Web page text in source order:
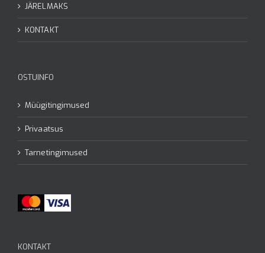
JÄRELMAKS
KONTAKT
OSTUINFO
Müügitingimused
Privaatsus
Tarnetingimused
KONTAKT